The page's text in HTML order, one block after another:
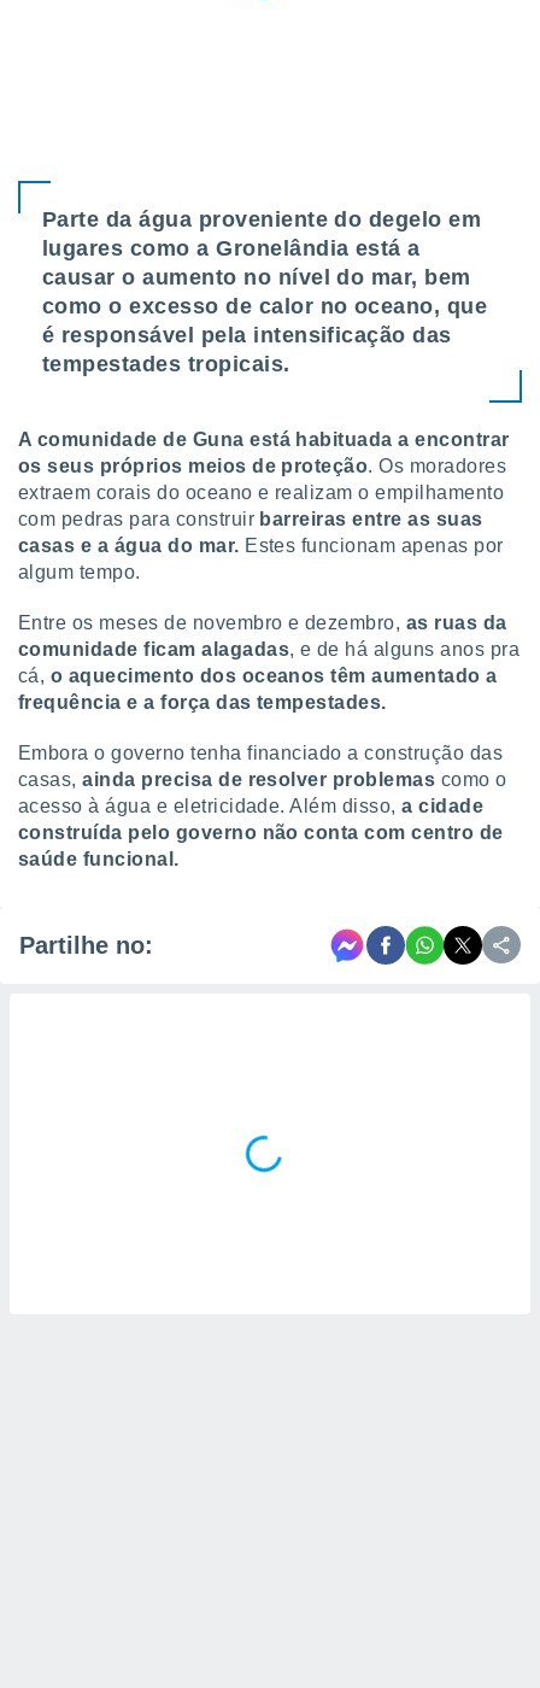
Parte da água proveniente do degelo em
lugares como a Gronelândia está a
causar o aumento no nível do mar, bem
como o excesso de calor no oceano, que
é responsável pela intensificação das
tempestades tropicais.
A comunidade de Guna está habituada a encontrar
os seus próprios meios de proteção. Os moradores
extraem corais do oceano e realizam o empilhamento
com pedras para construir barreiras entre as suas
casas e a água do mar. Estes funcionam apenas por
algum tempo.
Entre os meses de novembro e dezembro, as ruas da
comunidade ficam alagadas, e de há alguns anos pra
cá, o aquecimento dos oceanos têm aumentado a
frequência e a força das tempestades.
Embora o governo tenha financiado a construção das
casas, ainda precisa de resolver problemas como o
acesso à água e eletricidade. Além disso,a cidade
construída pelo governo não conta com centro de
saúde funcional.
Partilhe no: